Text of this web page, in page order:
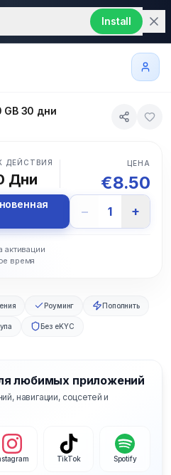
Install
GB 30 дни
ДЕЙСТВИЯ
Дни
ЦЕНА
€8.50
− 1 +
активации
время
Роуминг Пополнить
Без eKYC
любимых приложений
навигации, соцсетей и
TikTok Spotify